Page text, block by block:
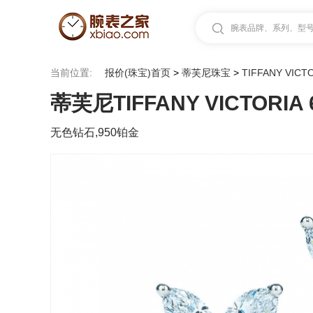
腕表品牌、系列、型
当前位置: 报价(珠宝)首页 > 蒂芙尼珠宝 > TIFFANY
蒂芙尼TIFFANY VICTORIA
无色钻石,950铂金